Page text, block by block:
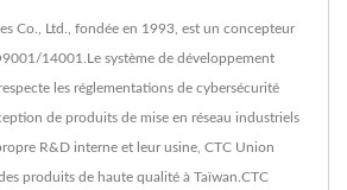
Co., Ltd., fondée en 1993, est un concepteur
14001.Le système de développement
les réglementations de cybersécurité
de produits de mise en réseau industriels
R&D interne et leur usine, CTC Union
produits de haute qualité à Taïwan.CTC